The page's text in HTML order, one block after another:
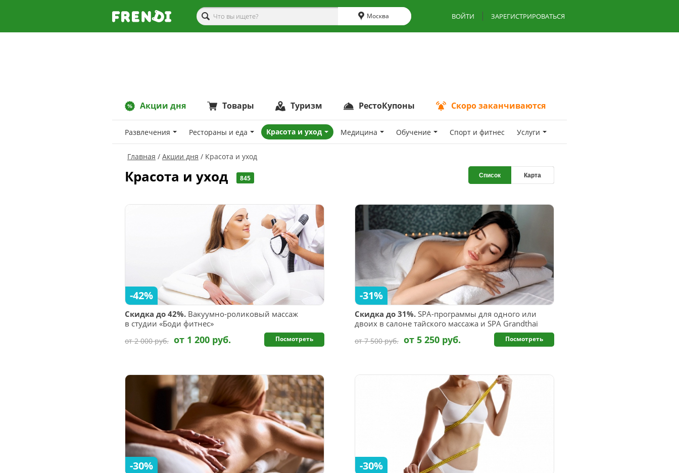
Москва ВОЙТИ ЗАРЕГИСТРИРОВАТЬСЯ
Акции дня Товары Туризм РестоКупоны Скоро заканчиваются
Развлечения Рестораны и еда Красота и уход Медицина Обучение Спoрт и фитнес Услуги
Главная Акции дня Красота и уход
Красота и уход 845 Список Карта
Скидка до 42%. Вакуумно-роликовый массаж
в студии «Боди фитнес»
-42%
от 2 000 руб. от 1 200 руб. Посмотреть
Скидка до 31%. SPA-программы для одного или
двоих в салоне тайского массажа и SPA Grandthai
-31%
от 7 500 руб. от 5 250 руб. Посмотреть
-30% -30%